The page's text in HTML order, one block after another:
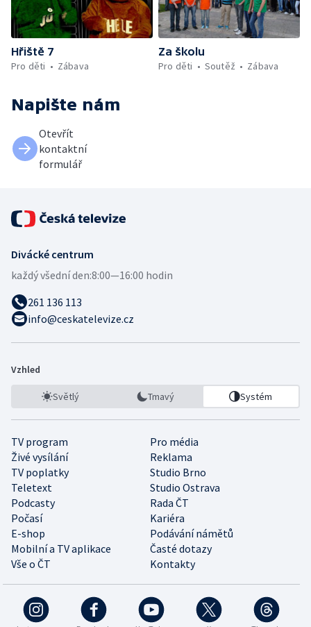
Hřiště 7
Pro děti
Zábava
Za školu
Pro děti
Soutěž Zábava
Napište nám
Otevřít
kontaktní
formulář
Divácké centrum
každý všední den:8:00—16:00 hodin
261 136 113
info@ceskatelevize.cz
Vzhled
Světlý Tmavý Systém
TV program
Pro média
Živé vysílání
Reklama
TV poplatky
Studio Brno
Teletext
Studio Ostrava
Podcasty
Rada ČT
Počasí
Kariéra
E-shop
Podávání námětů
Mobilní a TV aplikace
Časté dotazy
Vše o ČT
Kontakty